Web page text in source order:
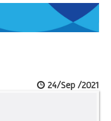
24/Sep /2021